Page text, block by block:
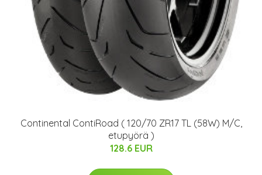
Continental ContiRoad ( 120/70 ZR17 TL (58W) M/C,
etupyörä )
128.6 EUR